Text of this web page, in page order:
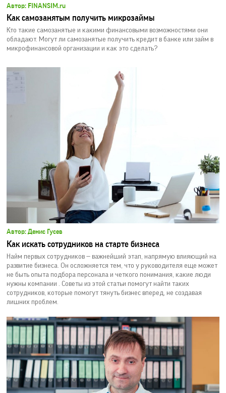
Автор: FINANSIM.ru
Как самозанятым получить микрозаймы
Кто такие самозанятые и какими финансовыми возможностями они
обладают. Могут ли самозанятые получить кредит в банке или займ в
микрофинансовой организации и как это сделать?
Автор: Денис Гусев
Как искать сотрудников на старте бизнеса
Найм первых сотрудников — важнейший этап, напрямую влияющий на
развитие бизнеса. Он осложняется тем, что у руководителя еще может
не быть опыта подбора персонала и четкого понимания, какие люди
нужны компании . Советы из этой статьи помогут найти таких
сотрудников, которые помогут тянуть бизнес вперед, не создавая
лишних проблем.